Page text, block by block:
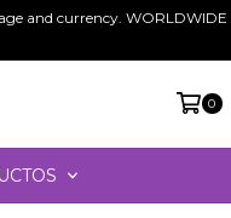
and currency. WORLDWIDE
0